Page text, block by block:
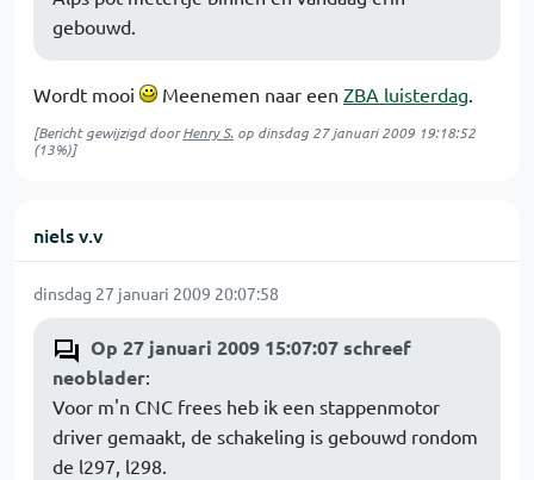
gebouwd.
Wordt mooi Meenemen naar een ZBA luisterdag.
[Bericht gewijzigd doorHenry S. op dinsdag 27 januari 2009 19:18:52
(13%)]
niels v.v
dinsdag 27 januari 2009 20:07:58
Op 27 januari 2009 15:07:07 schreef
neoblader:
Voor m'n CNC frees heb ik een stappenmotor
driver gemaakt, de schakeling is gebouwd rondom
de l297, l298.